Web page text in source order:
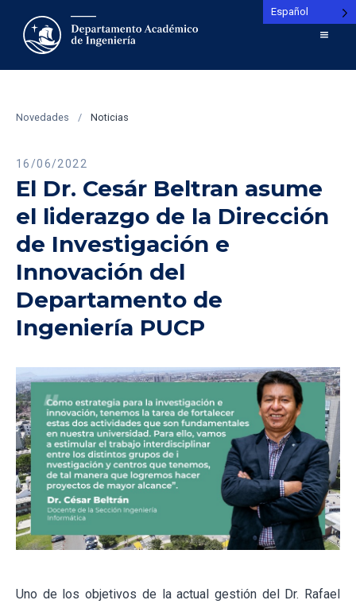
Novedades / Noticias
16/06/2022
El Dr. Cesár Beltran asume
el liderazgo de la Dirección
de Investigación e
Innovación del
Departamento de
Ingeniería PUCP
Uno de los objetivos de la actual gestión del Dr. Rafael
Español